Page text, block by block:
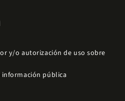
y/o autorización de uso sobre
información pública